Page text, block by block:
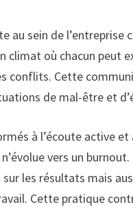
au sein de
climat où chacun peut
Cette
de mal-être et
à l’écoute active
vers un
les résultats mais
Cette pratique